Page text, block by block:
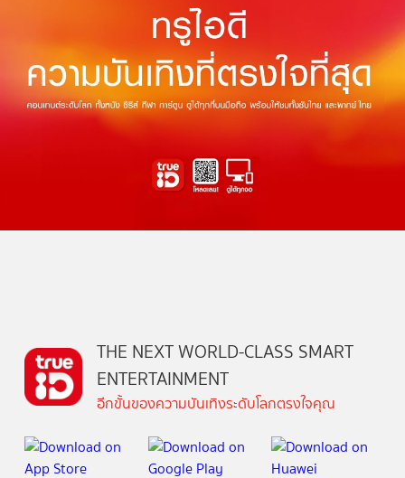
THE NEXT WORLD-CLASS SMART
ENTERTAINMENT
อีกขั้นของความบันเทิงระดับโลกตรงใจคุณ